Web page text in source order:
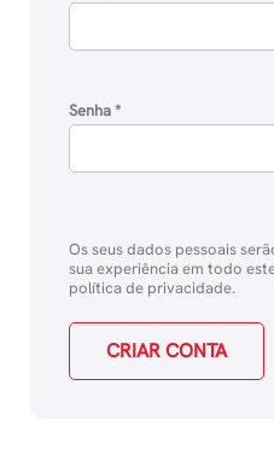
Senha*
Os seus dados pessoais
sua experiência em todo
política de privacidade.
CRIAR CONTA